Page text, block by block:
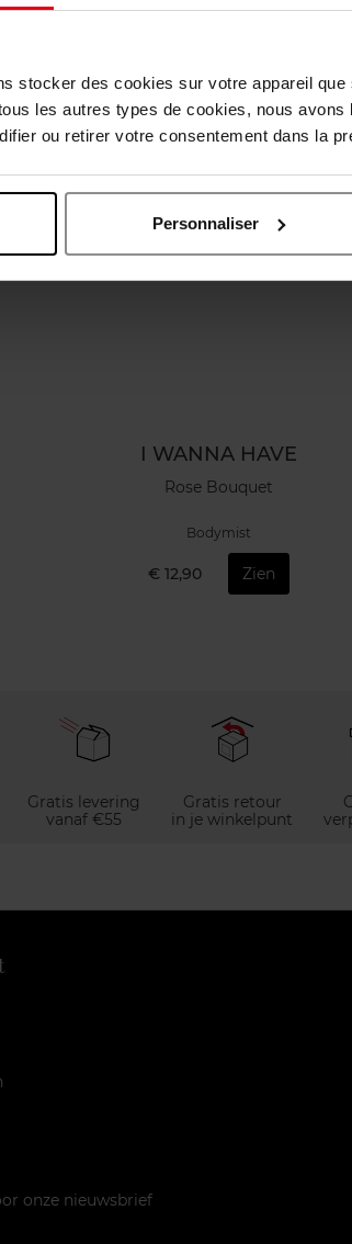
stocker des cookies sur votre appareil
les autres types de cookies, nous avons
ou retirer votre consentement dans la
Personnaliser
I WANNA HAVE
Rose Bouquet
Bodymist
€ 12,90 Zien
Gratis levering
vanaf €55
Gratis retour
in je winkelpunt
onze nieuwsbrief